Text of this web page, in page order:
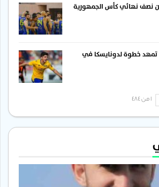
نصف نهائي كأس الجمهورية
تمهد خطوة لدونايسكا في